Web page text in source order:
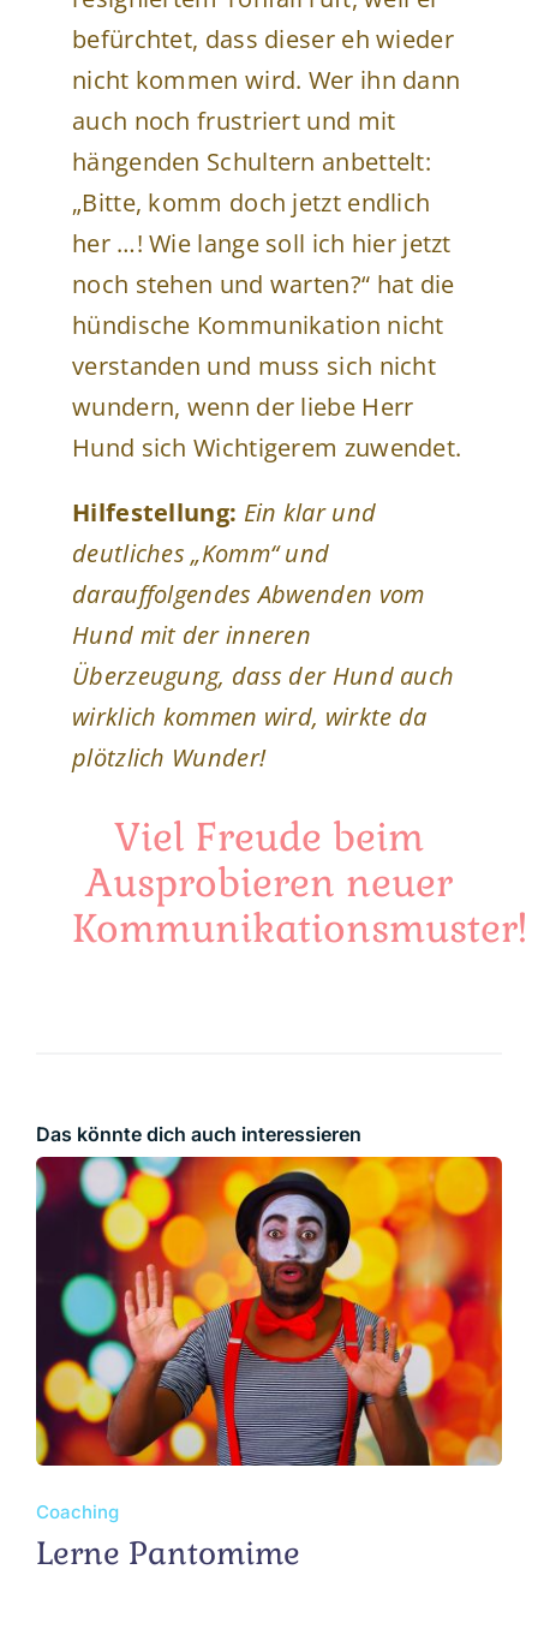
befürchtet, dass dieser eh wieder
nicht kommen wird. Wer ihn dann
auch noch frustriert und mit
hängenden Schultern anbettelt:
„Bitte, komm doch jetzt endlich
her …! Wie lange soll ich hier jetzt
noch stehen und warten?“ hat die
hündische Kommunikation nicht
verstanden und muss sich nicht
wundern, wenn der liebe Herr
Hund sich Wichtigerem zuwendet.
Hilfestellung: Ein klar und
deutliches „Komm“ und
darauffolgendes Abwenden vom
Hund mit der inneren
Überzeugung, dass der Hund auch
wirklich kommen wird, wirkte da
plötzlich Wunder!
Viel Freude beim
Ausprobieren neuer
Kommunikationsmuster!
Das könnte dich auch interessieren
Coaching
Lerne Pantomime